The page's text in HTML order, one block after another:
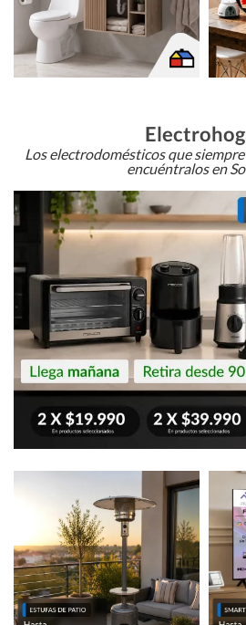
Los electrodomésticos que
encuéntralos en